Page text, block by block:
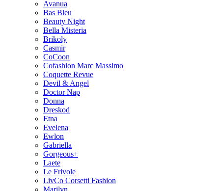
Avanua
Bas Bleu
Beauty Night
Bella Misteria
Brikoly
Casmir
CoCoon
Cofashion Marc Massimo
Coquette Revue
Devil & Angel
Doctor Nap
Donna
Dreskod
Etna
Evelena
Ewlon
Gabriella
Gorgeous+
Laete
Le Frivole
LivCo Corsetti Fashion
Marilyn